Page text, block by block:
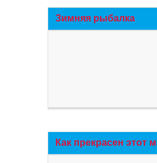
Зимняя рыбалка
Как прекрасен этот